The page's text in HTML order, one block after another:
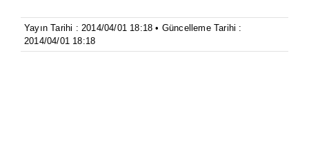
Yayın Tarihi : 2014/04/01 18:18 • Güncelleme Tarihi :
2014/04/01 18:18